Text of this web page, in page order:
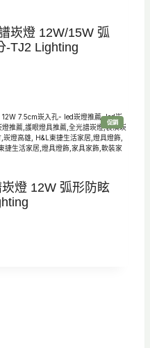
崁燈 12W/15W 弧
-TJ2 Lighting
促銷特
價
商
品
燈 12W 弧形防眩